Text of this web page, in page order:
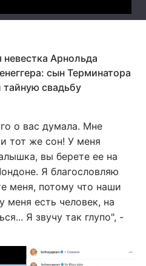
невестка Арнольда
сын Терминатора
тайную свадьбу
о вас думала. Мне
тот же сон! У меня
вы берете ее на
Я благословляю
меня, потому что наши
меня есть человек, на
Я звучу так глупо", -